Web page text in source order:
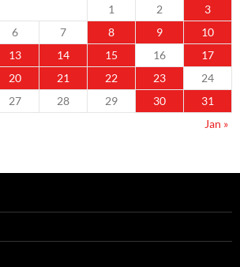
1
2
3
6 7 8 9
10
13 14 15 16
17
20 21 22 23
24
27 28 29 30
31
Jan »